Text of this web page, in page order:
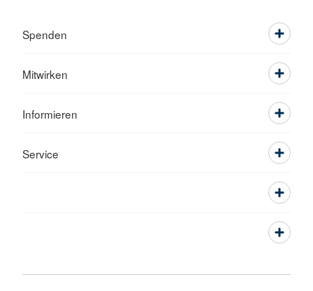
Spenden
Mitwirken
Informieren
Service